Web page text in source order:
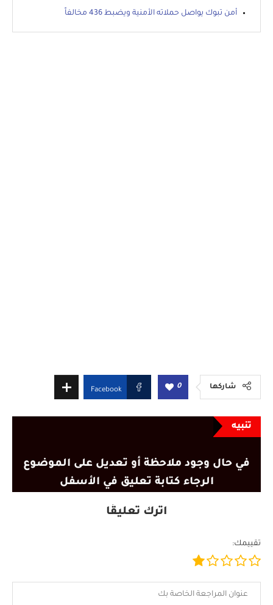
أمن تبوك يواصل حملاته الأمنية ويضبط 436 مخالفاً
شاركها 0
Facebook
تنبيه
في حال وجود ملاحظة أو تعديل على الموضوع
الرجاء كتابة تعليق في الأسفل
اترك تعليقًا
تقييمك: